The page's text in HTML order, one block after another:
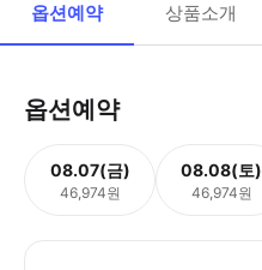
옵션예약 상품소개
옵션예약
08.07(금)
46,974원
08.08(토)
46,974원